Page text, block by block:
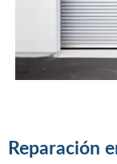
Reparación